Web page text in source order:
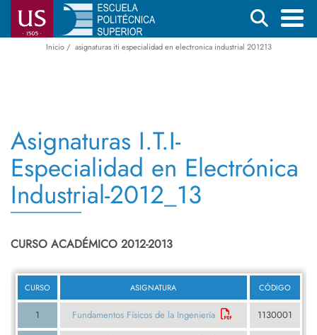
Pasar
contenido
Buscar
MenúInicio asignaturas iti especialidad en electronica industrial 201213
Asignaturas I.T.I-
Especialidad en Electrónica
Industrial-2012_13
CURSO ACADÉMICO 2012-2013
CURSO ASIGNATURA CÓDIGO
1 Fundamentos Físicos de la Ingeniería 1130001